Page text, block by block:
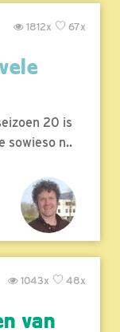
67x
1812x
20 is
sowieso n..
48x
1043x
van